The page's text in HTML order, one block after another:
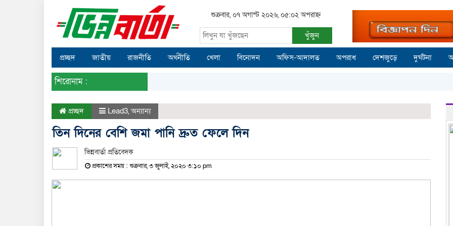
শুক্রবার, ০৭ অগাস্ট ২০২৬, ০৫:০২ অপরাহ্ন
খুঁজুন
প্রচ্ছদ জাতীয় রাজনীতি অর্থনীতি খেলা বিনোদন অফিস-আদালত অপরাধ দেশজুড়ে দুর্ঘটনা
শিরোনাম :
প্রচ্ছদ Lead3,অন্যান্য
তিন দিনের বেশি জমা পানি দ্রুত ফেলে দিন
ভিন্নবার্তা প্রতিবেদক
প্রকাশের সময় : শুক্রবার, ৩ জুলাই, ২০২০ ৩:১০ pm